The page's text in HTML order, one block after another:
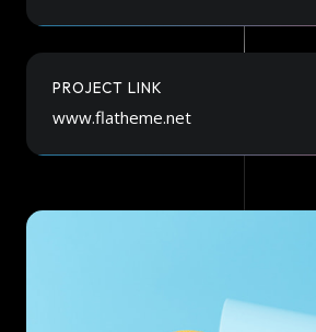
PROJECT LINK
www.flatheme.net